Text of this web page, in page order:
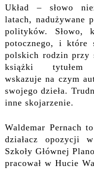
Układ – słowo
latach, nadużywane
polityków. Słowo,
potocznego, i które
polskich rodzinprzy
książki tytułem
wskazujena czym
swojego dzieła.
inne skojarzenie.
Waldemar Pernach
działacz opozycji
Szkoły Głównej
pracował w Hucie